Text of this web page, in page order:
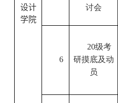
设计
学院
讨会
6
20级考
研摸底及动
员